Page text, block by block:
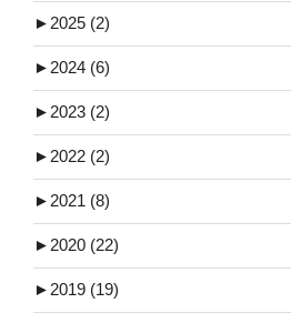
► 2025 (2)
► 2024 (6)
► 2023 (2)
► 2022 (2)
► 2021 (8)
► 2020 (22)
► 2019 (19)